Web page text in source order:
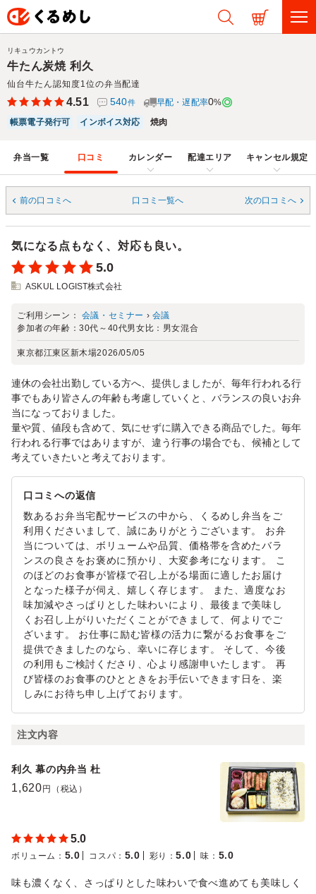
牛たん炭焼 利久
仙台牛たん認知度1位の弁当配達
リキュウカントウ
4.51 540件 早配・遅配率0%
帳票電子発行可
インボイス対応 焼肉
弁当一覧 口コミ カレンダー 配達エリア キャンセル規定
前の口コミへ 口コミ一覧へ 次の口コミへ
気になる点もなく、対応も良い。
5.0
ASKUL LOGIST株式会社
ご利用シーン： 会議・セミナー › 会議
参加者の年齢：30代～40代男女比： 男女混合
東京都江東区新木場2026/05/05
連休の会社出勤している方へ、提供しましたが、毎年行われる行
事でもあり皆さんの年齢も考慮していくと、バランスの良いお弁
当になっておりました。
量や質、値段も含めて、気にせずに購入できる商品でした。毎年
行われる行事ではありますが、違う行事の場合でも、候補として
考えていきたいと考えております。
口コミへの返信
数あるお弁当宅配サービスの中から、くるめし弁当をご
利用くださいまして、誠にありがとうございます。 お弁
当については、ボリュームや品質、価格帯を含めたバラ
ンスの良さをお褒めに預かり、大変参考になります。 こ
のほどのお食事が皆様で召し上がる場面に適したお届け
となった様子が伺え、嬉しく存じます。 また、適度なお
味加減やさっぱりとした味わいにより、最後まで美味し
くお召し上がりいただくことができまして、何よりでご
ざいます。 お仕事に励む皆様の活力に繋がるお食事をご
提供できましたのなら、幸いに存じます。 そして、今後
の利用もご検討くださり、心より感謝申いたします。 再
び皆様のお食事のひとときをお手伝いできます日を、楽
しみにお待ち申し上げております。
注文内容
利久 幕の内弁当 杜
1,620 円（税込）
5.0
ボリューム ： 5.0 コスパ ： 5.0 彩り ：5.0 味 ： 5.0
味も濃くなく、さっぱりとした味わいで食べ進めても美味しく